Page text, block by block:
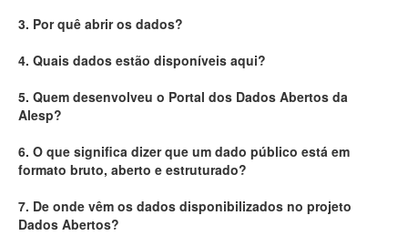
Administração
Legislação
Perguntas frequentes
3. Por quê abrir os dados?
4. Quais dados estão disponíveis aqui?
5. Quem desenvolveu o Portal dos Dados Abertos da
Alesp?
6. O que significa dizer que um dado público está em
formato bruto, aberto e estruturado?
7. De onde vêm os dados disponibilizados no projeto
Dados Abertos?